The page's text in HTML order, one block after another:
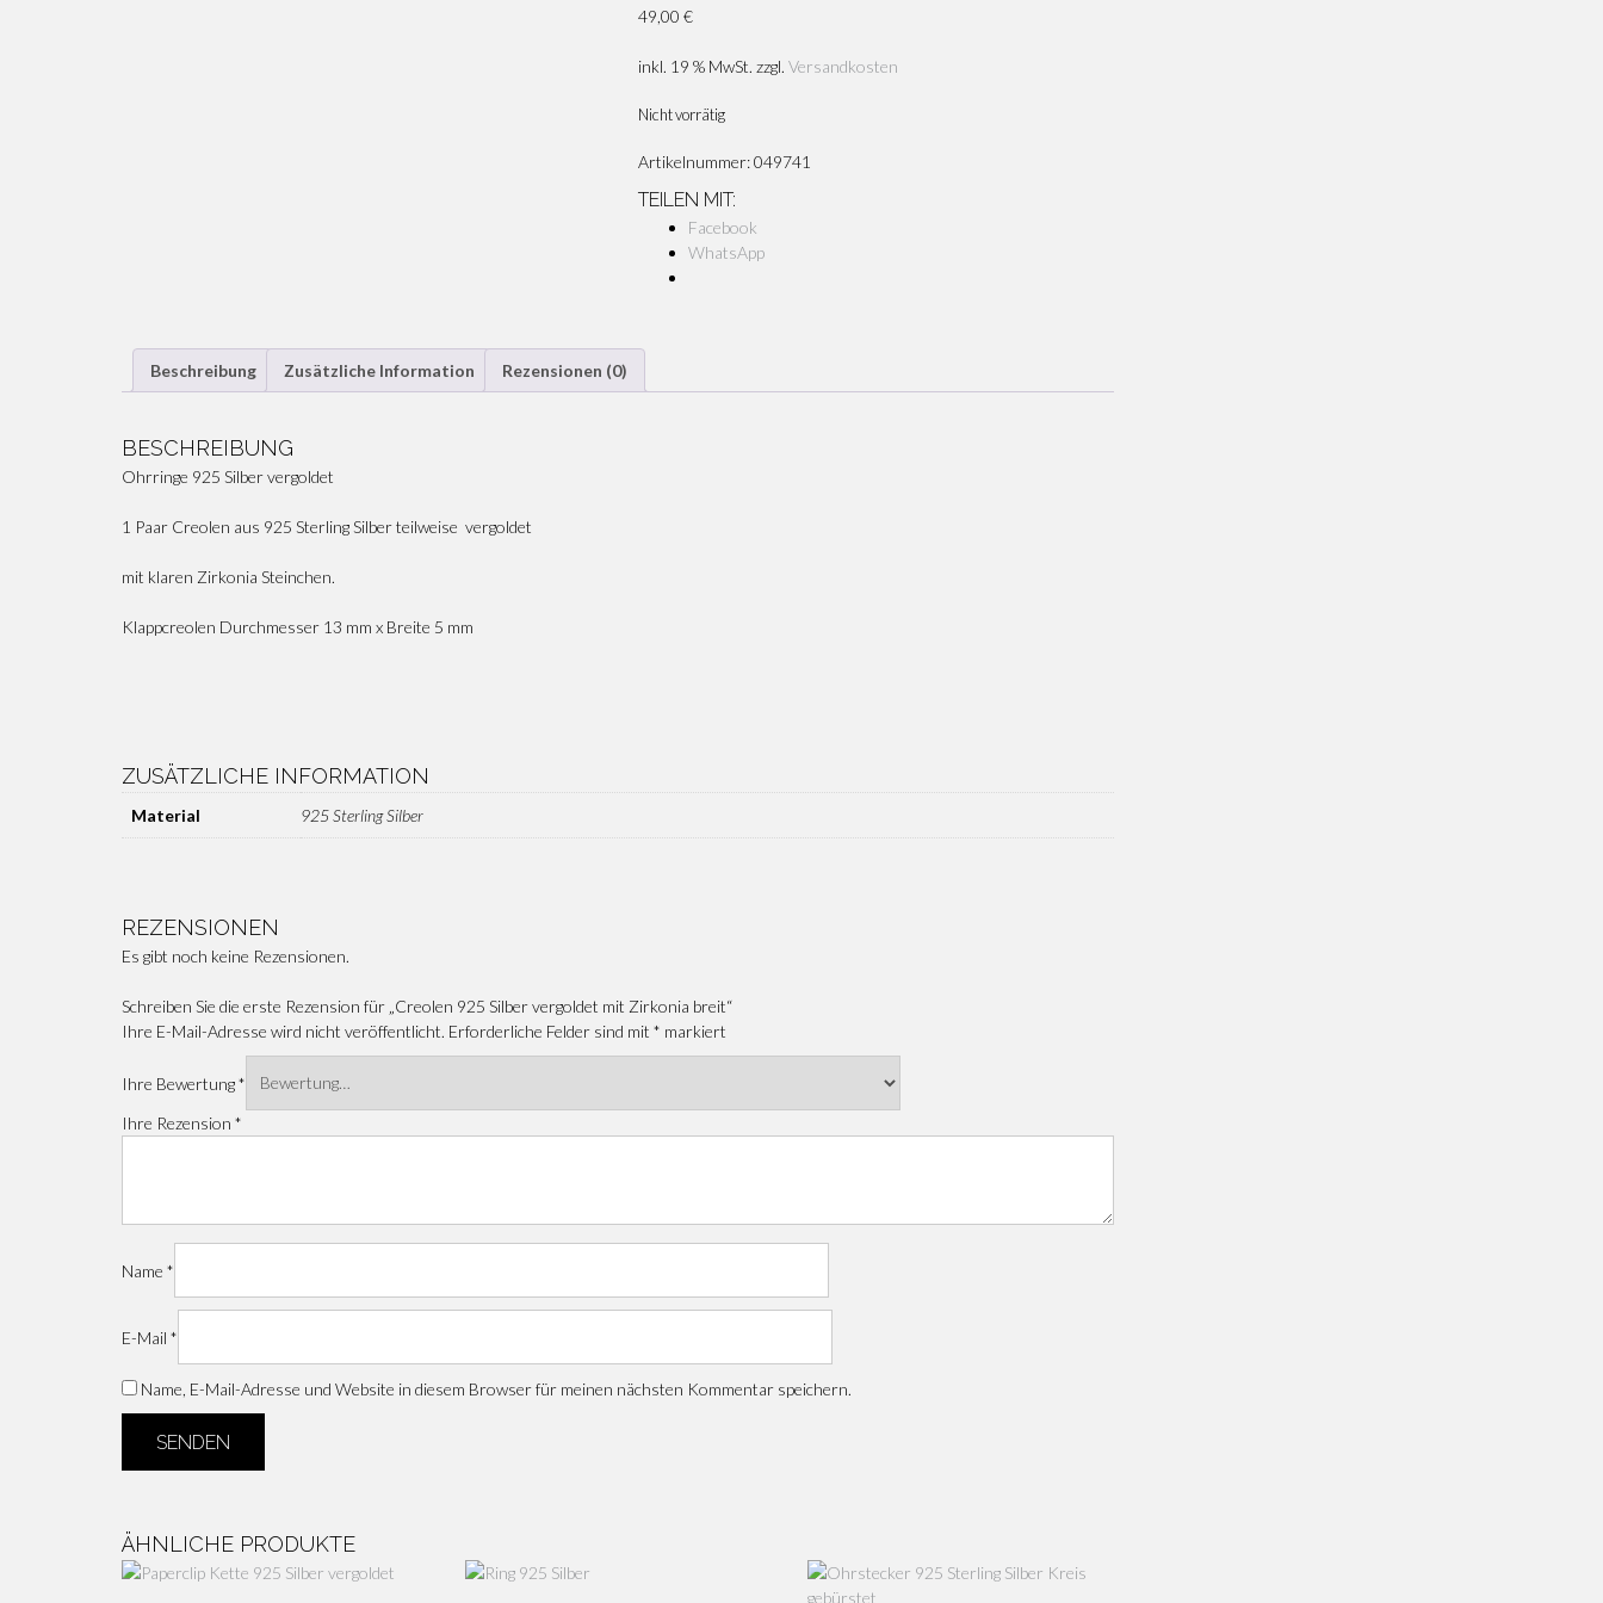
49,00 €
inkl. 19 % MwSt. zzgl. Versandkosten
Nicht vorrätig
Artikelnummer:049741
TEILEN MIT:
Facebook
WhatsApp
Beschreibung Zusätzliche Information Rezensionen (0)
BESCHREIBUNG
Ohrringe 925 Silber vergoldet
1 Paar Creolen aus 925 Sterling Silber teilweise vergoldet
mit klaren Zirkonia Steinchen.
Klappcreolen Durchmesser 13 mm x Breite 5 mm
ZUSÄTZLICHE INFORMATION
Material 925 Sterling Silber
REZENSIONEN
Es gibt noch keine Rezensionen.
Schreiben Sie die erste Rezension für „Creolen 925 Silber vergoldet mit Zirkonia breit“
Ihre E-Mail-Adresse wird nicht veröffentlicht. Erforderliche Felder sind mit * markiert
Ihre Bewertung*
Ihre Rezension *
Name *
E-Mail *
Name, E-Mail-Adresse und Website in diesem Browser für meinen nächsten Kommentar speichern.
ÄHNLICHE PRODUKTE